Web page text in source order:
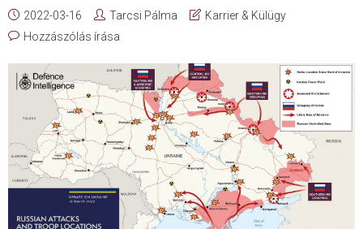
2022-03-16 Tarcsi Pálma
Karrier & Külügy
Hozzászólás írása